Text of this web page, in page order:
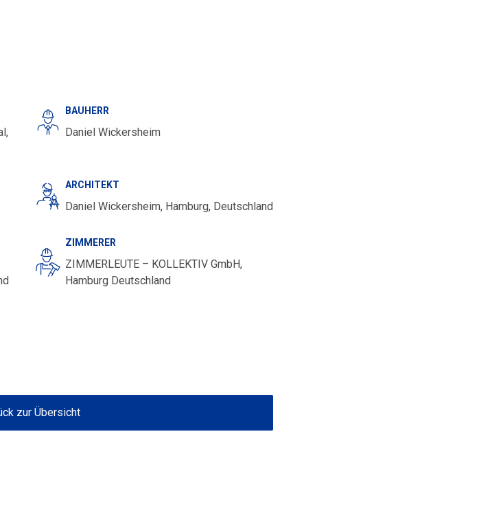
BAUHERR
Daniel Wickersheim
ARCHITEKT
Daniel Wickersheim, Hamburg, Deutschland
ZIMMERER
ZIMMERLEUTE – KOLLEKTIV GmbH,
Hamburg Deutschland
zur Übersicht